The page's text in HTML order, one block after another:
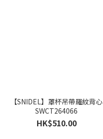
【SNIDEL】罩杯吊帶羅紋背心
SWCT264066
HK$510.00